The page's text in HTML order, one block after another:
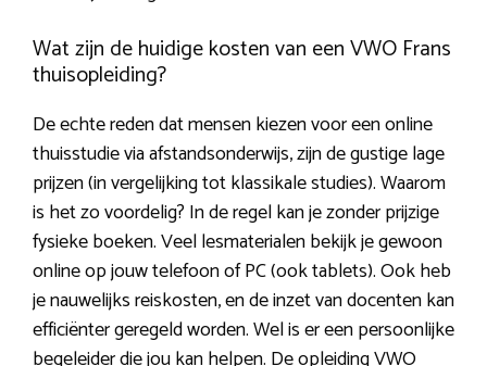
Wat zijn de huidige kosten van een VWO Frans
thuisopleiding?
De echte reden dat mensen kiezen voor een online
thuisstudie via afstandsonderwijs, zijn de gustige lage
prijzen (in vergelijking tot klassikale studies). Waarom
is het zo voordelig? In de regel kan je zonder prijzige
fysieke boeken. Veel lesmaterialen bekijk je gewoon
online op jouw telefoon of PC (ook tablets). Ook heb
je nauwelijks reiskosten, en de inzet van docenten kan
efficiënter geregeld worden. Wel is er een persoonlijke
begeleider die jou kan helpen. De opleiding VWO